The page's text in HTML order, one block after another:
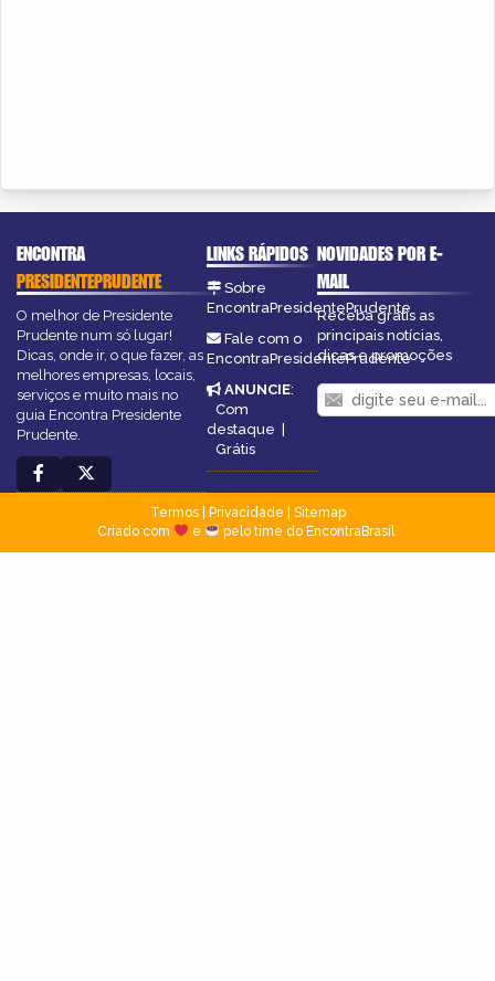
ENCONTRA
PRESIDENTEPRUDENTE
O melhor de Presidente
Prudente num só lugar!
Dicas, onde ir, o que fazer, as
melhores empresas, locais,
serviços e muito mais no
guia Encontra Presidente
Prudente.
LINKS RÁPIDOS
Sobre
EncontraPresidentePrudente
Fale com o
EncontraPresidentePrudente
ANUNCIE:
Com
destaque |
Grátis
NOVIDADES POR E-
MAIL
Receba grátis as
principais notícias,
dicas e promoções
Termos| Privacidade
Sitemap
Criado com
e pelo time do EncontraBrasil